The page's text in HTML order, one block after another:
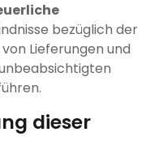
bezüglich der
Lieferungen und
dieser